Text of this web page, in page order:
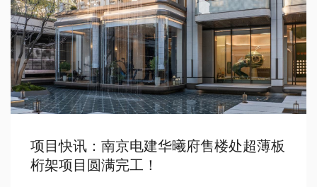
项目快讯：南京电建华曦府售楼处超薄板
桁架项目圆满完工！